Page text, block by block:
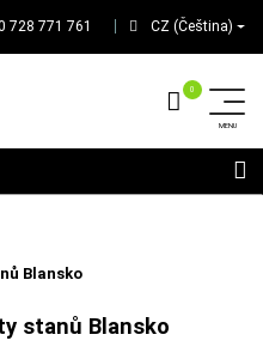
728 771 761 CZ (Čeština)
Blansko
stanů Blansko